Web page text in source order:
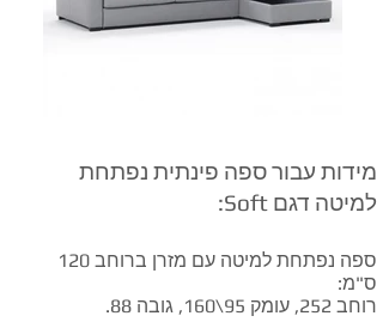
מידות עבור ספה פינתית נפתחת
למיטה דגם Soft:
ספה נפתחת למיטה עם מזרן ברוחב 120
ס"מ:
רוחב 252, עומק 95\160, גובה 88.